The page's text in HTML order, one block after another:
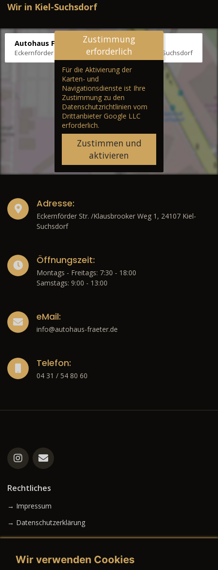
Wir in Kiel-Suchsdorf
Autohaus Fräter
Eckernförder Str. /Klausbrooker Weg 1, 24107 Kiel-Suchsdorf
Zustimmung
erforderlich
Für die Aktivierung der
Karten- und
Navigationsdienste ist Ihre
Zustimmung zu den
Datenschutzrichtlinien vom
Drittanbieter Google LLC
erforderlich.
Zustimmen und
aktivieren
Adresse:
Eckernförder Str. /Klausbrooker Weg 1, 24107 Kiel-
Suchsdorf
Öffnungszeit:
Montags - Freitags: 7:30 - 18:00
Samstags: 9:00 - 13:00
eMail:
info@autohaus-fraeter.de
Telefon:
04 31 / 54 80 60
Rechtliches
→ Impressum
→ Datenschutzerklärung
Wir verwenden Cookies